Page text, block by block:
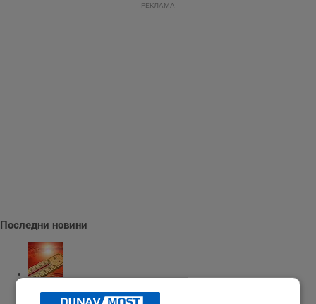
РЕКЛАМА
Последни новини
Измериха рекордна температура от 41 градуса в Будапеща